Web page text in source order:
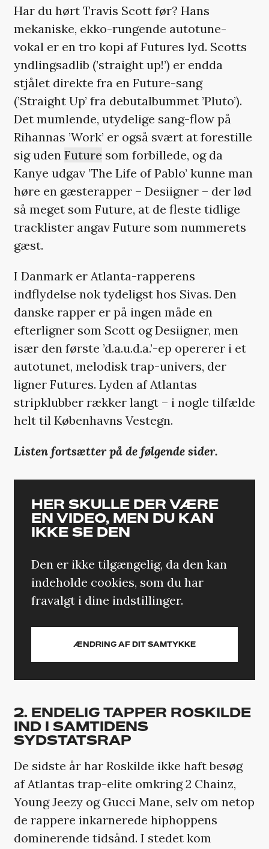
Har du hørt Travis Scott før? Hans
mekaniske, ekko-rungende autotune-
vokal er en tro kopi af Futures lyd. Scotts
yndlingsadlib (’straight up!’) er endda
stjålet direkte fra en Future-sang
(’Straight Up’ fra debutalbummet ’Pluto’).
Det mumlende, utydelige sang-flow på
Rihannas ’Work’ er også svært at forestille
sig uden Future som forbillede, og da
Kanye udgav ’The Life of Pablo’ kunne man
høre en gæsterapper – Desiigner – der lød
så meget som Future, at de fleste tidlige
tracklister angav Future som nummerets
gæst.
I Danmark er Atlanta-rapperens
indflydelse nok tydeligst hos Sivas. Den
danske rapper er på ingen måde en
efterligner som Scott og Desiigner, men
især den første ’d.a.u.d.a.’-ep opererer i et
autotunet, melodisk trap-univers, der
ligner Futures. Lyden af Atlantas
stripklubber rækker langt – i nogle tilfælde
helt til Københavns Vestegn.
Listen fortsætter på de følgende sider.
HER SKULLE DER VÆRE
EN VIDEO, MEN DU KAN
IKKE SE DEN
Den er ikke tilgængelig, da den kan
indeholde cookies, som du har
fravalgt i dine indstillinger.
ÆNDRING AF DIT SAMTYKKE
2. ENDELIG TAPPER ROSKILDE
IND I SAMTIDENS
SYDSTATSRAP
De sidste år har Roskilde ikke haft besøg
af Atlantas trap-elite omkring 2 Chainz,
Young Jeezy og Gucci Mane, selv om netop
de rappere inkarnerede hiphoppens
dominerende tidsånd. I stedet kom